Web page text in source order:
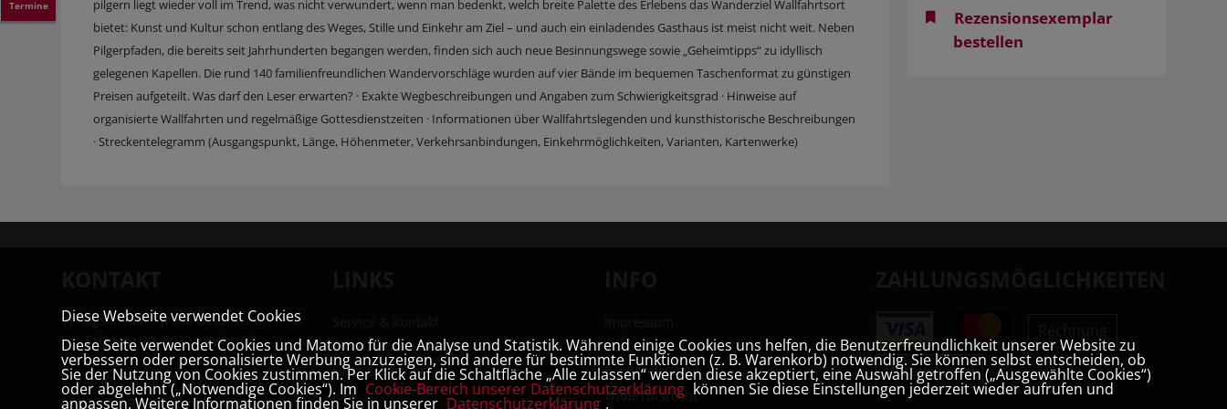
Termine
pilgern liegt wieder voll im Trend, was nicht verwundert, wenn man bedenkt, welch breite Palette des Erlebens das Wanderziel Wallfahrtsort
bietet: Kunst und Kultur schon entlang des Weges, Stille und Einkehr am Ziel – und auch ein einladendes Gasthaus ist meist nicht weit. Neben
Pilgerpfaden, die bereits seit Jahrhunderten begangen werden, finden sich auch neue Besinnungswege sowie „Geheimtipps“ zu idyllisch
gelegenen Kapellen. Die rund 140 familienfreundlichen Wandervorschläge wurden auf vier Bände im bequemen Taschenformat zu günstigen
Preisen aufgeteilt. Was darf den Leser erwarten? · Exakte Wegbeschreibungen und Angaben zum Schwierigkeitsgrad · Hinweise auf
organisierte Wallfahrten und regelmäßige Gottesdienstzeiten · Informationen über Wallfahrtslegenden und kunsthistorische Beschreibungen
· Streckentelegramm (Ausgangspunkt, Länge, Höhenmeter, Verkehrsanbindungen, Einkehrmöglichkeiten, Varianten, Kartenwerke)
Rezensionsexemplar
bestellen
Verlagsanstalt Tyrolia Gesellschaft m. b.
H | Exlgasse 20, 6020 Innsbruck
T:+43 (0) 512 22 33 - 2205| F: +43 (0) 512
22 33 - 2119 | E:buchverlag@tyrolia.at|
Tyrolia Buchhandlung
Links & Partner
Jobs
AGB
Barrierefreiheit
Widerrufsrecht
Vorauskasse
Diese Webseite verwendet Cookies
Diese Seite verwendet Cookies und Matomo für die Analyse und Statistik. Während einige Cookies uns helfen, die Benutzerfreundlichkeit unserer Website zu
verbessern oder personalisierte Werbung anzuzeigen, sind andere für bestimmte Funktionen (z. B. Warenkorb) notwendig. Sie können selbst entscheiden, ob
Sie der Nutzung von Cookies zustimmen. Per Klick auf die Schaltfläche „Alle zulassen“ werden diese akzeptiert, eine Auswahl getroffen („Ausgewählte Cookies“)
oder abgelehnt („Notwendige Cookies“). Im Cookie-Bereich unserer Datenschutzerklärung können Sie diese Einstellungen jederzeit wieder aufrufen und
anpassen. Weitere Informationen finden Sie in unserer Datenschutzerklärung .